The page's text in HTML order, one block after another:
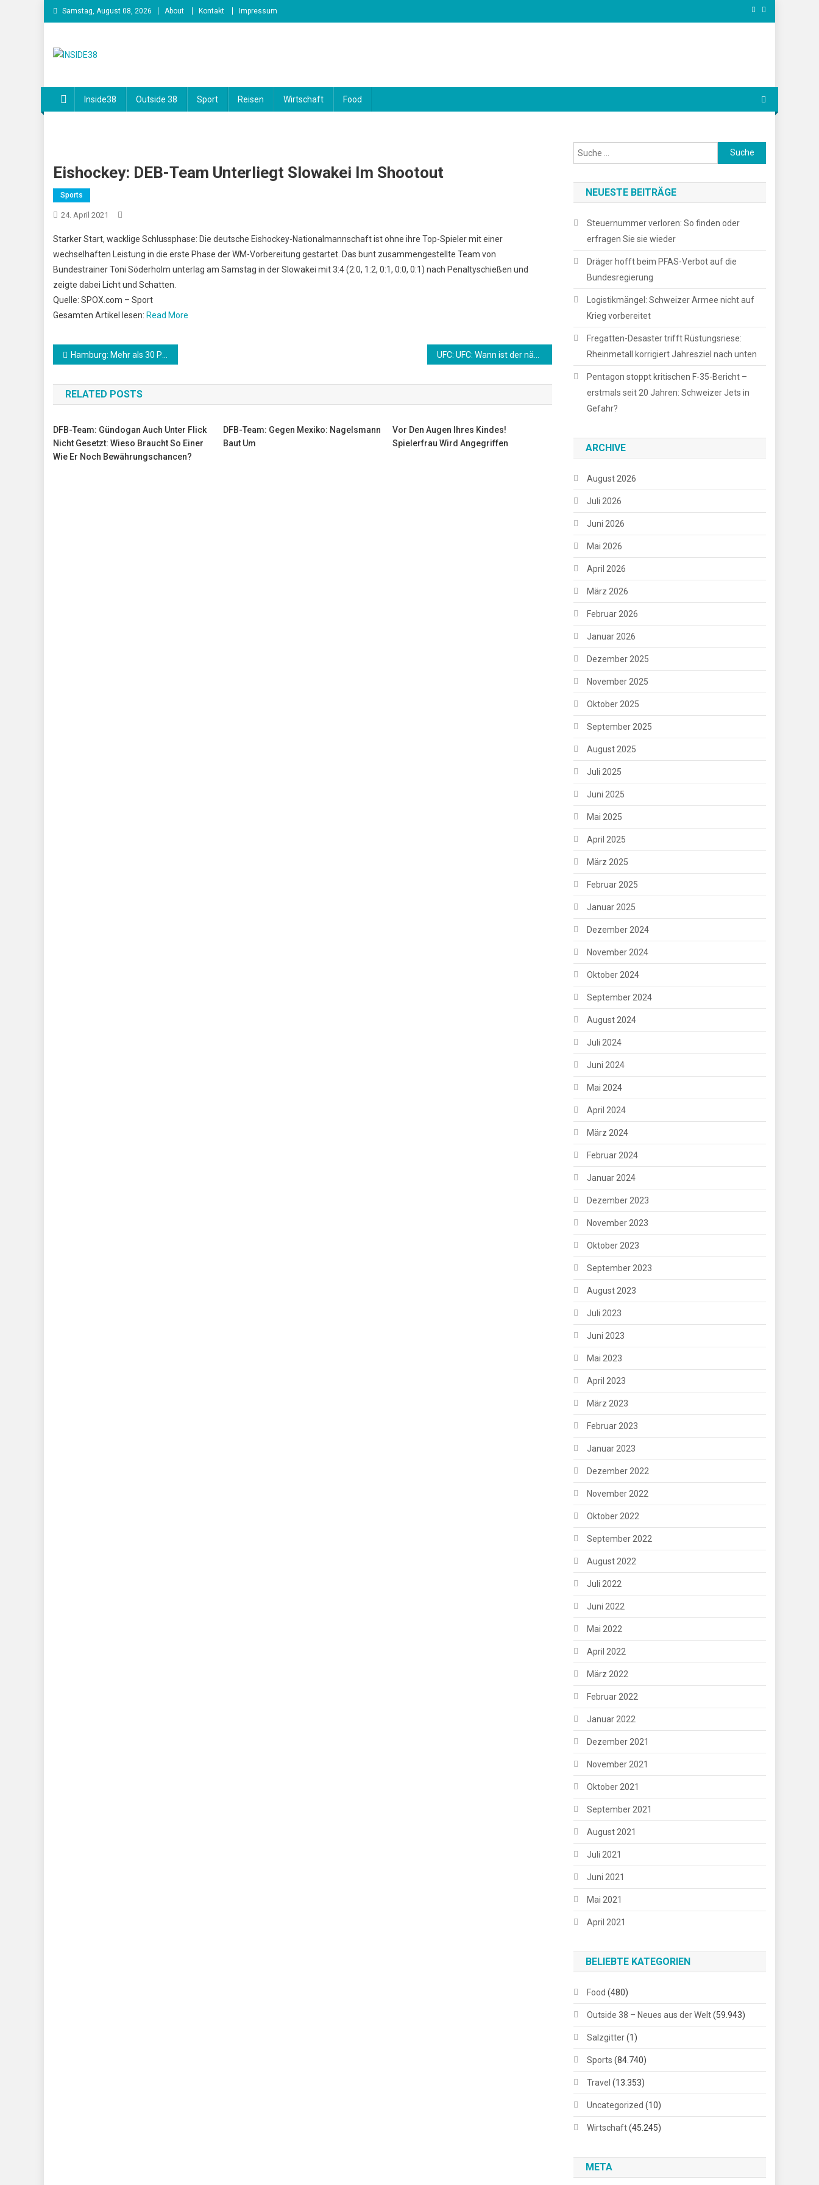
Skip
to
Samstag, August 08, 2026 About Kontakt Impressum
Inside38 Outside 38 Sport Reisen Wirtschaft Food
Eishockey: DEB-Team Unterliegt Slowakei Im Shootout
Sports
24. April 2021
Starker Start, wacklige Schlussphase: Die deutsche Eishockey-Nationalmannschaft ist ohne ihre Top-Spieler mit einer
wechselhaften Leistung in die erste Phase der WM-Vorbereitung gestartet. Das bunt zusammengestellte Team von
Bundestrainer Toni Söderholm unterlag am Samstag in der Slowakei mit 3:4 (2:0, 1:2, 0:1, 0:0, 0:1) nach Penaltyschießen und
zeigte dabei Licht und Schatten.
Quelle: SPOX.com – Sport
Gesamten Artikel lesen: Read More
Beitrags-
Navigation
Hamburg: Mehr als 30 Prozent der durchgeführten Corona-Tests sind falsch positiv
RELATED POSTS
DFB-Team: Gündogan Auch Unter Flick
Nicht Gesetzt: Wieso Braucht So Einer
Wie Er Noch Bewährungschancen?
DFB-Team: Gegen Mexiko: Nagelsmann
Baut Um
Vor Den Augen Ihres Kindes!
Spielerfrau Wird Angegriffen
Suche
nach:
NEUESTE BEITRÄGE
Steuernummer verloren: So finden oder
erfragen Sie sie wieder
Dräger hofft beim PFAS-Verbot auf die
Bundesregierung
Logistikmängel: Schweizer Armee nicht auf
Krieg vorbereitet
Fregatten-Desaster trifft Rüstungsriese:
Rheinmetall korrigiert Jahresziel nach unten
Pentagon stoppt kritischen F-35-Bericht –
erstmals seit 20 Jahren: Schweizer Jets in
Gefahr?
ARCHIVE
August 2026
Juli 2026
Juni 2026
Mai 2026
April 2026
März 2026
Februar 2026
Januar 2026
Dezember 2025
November 2025
Oktober 2025
September 2025
August 2025
Juli 2025
Juni 2025
Mai 2025
April 2025
März 2025
Februar 2025
Januar 2025
Dezember 2024
November 2024
Oktober 2024
September 2024
August 2024
Juli 2024
Juni 2024
Mai 2024
April 2024
März 2024
Februar 2024
Januar 2024
Dezember 2023
November 2023
Oktober 2023
September 2023
August 2023
Juli 2023
Juni 2023
Mai 2023
April 2023
März 2023
Februar 2023
Januar 2023
Dezember 2022
November 2022
Oktober 2022
September 2022
August 2022
Juli 2022
Juni 2022
Mai 2022
April 2022
März 2022
Februar 2022
Januar 2022
Dezember 2021
November 2021
Oktober 2021
September 2021
August 2021
Juli 2021
Juni 2021
Mai 2021
April 2021
BELIEBTE KATEGORIEN
Food (480)
Outside 38 – Neues aus der Welt(59.943)
Salzgitter(1)
Sports (84.740)
Travel (13.353)
Uncategorized (10)
Wirtschaft(45.245)
META